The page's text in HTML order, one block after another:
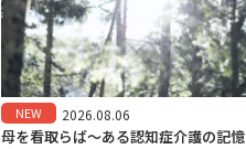
NEW 2026.08.06
母を看取らば～ある認知症介護の記憶